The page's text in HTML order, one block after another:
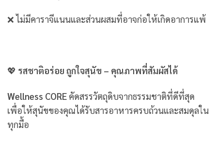
❌ ไม่มีคาราจีแนนและส่วนผสมที่อาจก่อให้เกิดอาการแพ้
💖 รสชาติอร่อย ถูกใจสุนัข – คุณภาพที่สัมผัสได้
Wellness CORE คัดสรรวัตถุดิบจากธรรมชาติที่ดีที่สุด
เพื่อให้สุนัขของคุณได้รับสารอาหารครบถ้วนและสมดุลใน
ทุกมื้อ